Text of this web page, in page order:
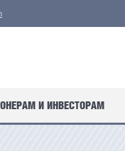
И ИНВЕСТОРАМ